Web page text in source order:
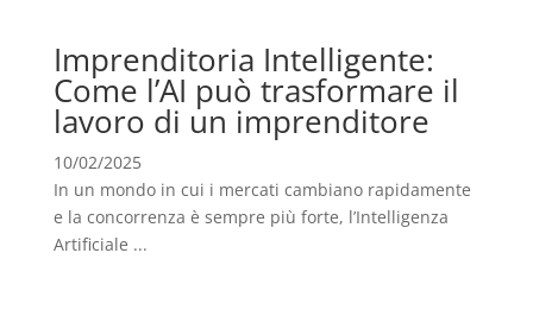
Imprenditoria Intelligente:
Come l’AI può trasformare il
lavoro di un imprenditore
10/02/2025
In un mondo in cui i mercati cambiano rapidamente
e la concorrenza è sempre più forte, l’Intelligenza
Artificiale ...